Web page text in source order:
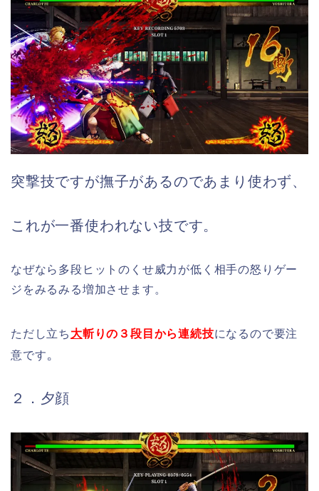
突撃技ですが撫子があるのであまり使わず、
これが一番使われない技です。
なぜなら多段ヒットのくせ威力が低く相手の怒りゲー
ジをみるみる増加させます。
ただし立ち 大斬りの３段目から連続技になるので要注
意です。
２．夕顔